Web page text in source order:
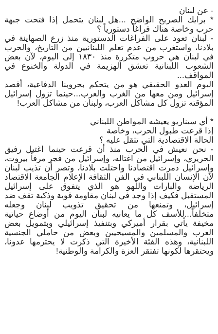
- عن لبنان
* برايك الصريح الواضح ...هل لبنان يتحمل إذا فتحت جبهة
حرب وخاصة هناك فراغاً دستورياً ؟
- لبنان تعود على الفراغات الدستورية منذ زرع الصهاينة في
بلادنا، واستغرب من عدم تعلم اللبنانيين من التاريخ، والحرب
في لبنان هي حروب متكررة منذ ١٨٣٠ إلى اليوم، لآن بعض
الشعوب اللبنانية تعشق الهزيمة في الدولة والخنوع في
المواقف...
اليوم العدو الحقيقي هو من يتحكم بحروبنا الدفاعية، أقصد
إسرائيل ومن معها من الغرب والعرب...حينما تزول إسرائيل
المؤقته تزول كل مشاكل العرب، ولبنان من مشاكل العرب!
* أي سيناريو يعيشه المواطن اللبناني
إذا قرعت طبول الحرب، وخاصة
الحالة الاقتصادية التي تثقل عليه ؟
- نحن نعيش في الحرب منذ أن قرعت حينما اغتيل رفيق
الحريري، وإسرائيل من اغتاله، وإسرائيل من فجر مرفأ بيروت،
وإسرائيل دمرت اقتصادنا واحتلت بلادنا، وتصر أن تذيب لبنان
لآن الإنسان اللبناني في الفن الثقافة الإعلام الجامعة الاقتصاد
الرياضة والبارات واللهو هو الذي يتفوق على إسرائيل
المستقبل فكيف إذا وجد في لبنان مقاومة قوية وذكية تقف ضد
إسرائيل، وتمنعها من تحقيق تذويب لبنان وجعله
متخلفاً...للأسف كل ما يعانيه لبنان اليوم من أوضاع حياتية
مخيفة يأتي بقرار أميركي وبتنفيذ إسرائيلي وبتمويل بعض
العرب والمسلمين والمسيحيين وبعض من حاملي الجنسية
اللبنانية، وهذه الفئة الأخيرة التي ذكرت لا يحترمها عدونا،
ويحتقرها لكونها تفتقر العزة والكرامة والوطنية!